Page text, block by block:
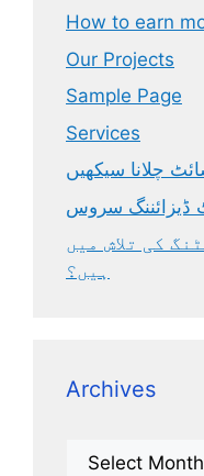
How to earn
Our Projects
Sample Page
Services
چلانا سیکھیں
سروس
کی تلاش میں
ہیں؟
Archives
Archives